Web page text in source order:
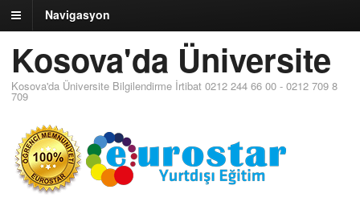
Navigasyon
Kosova'da Üniversite
Kosova'da Üniversite Bilgilendirme İrtibat 0212 244 66 00 - 0212 709 8
709